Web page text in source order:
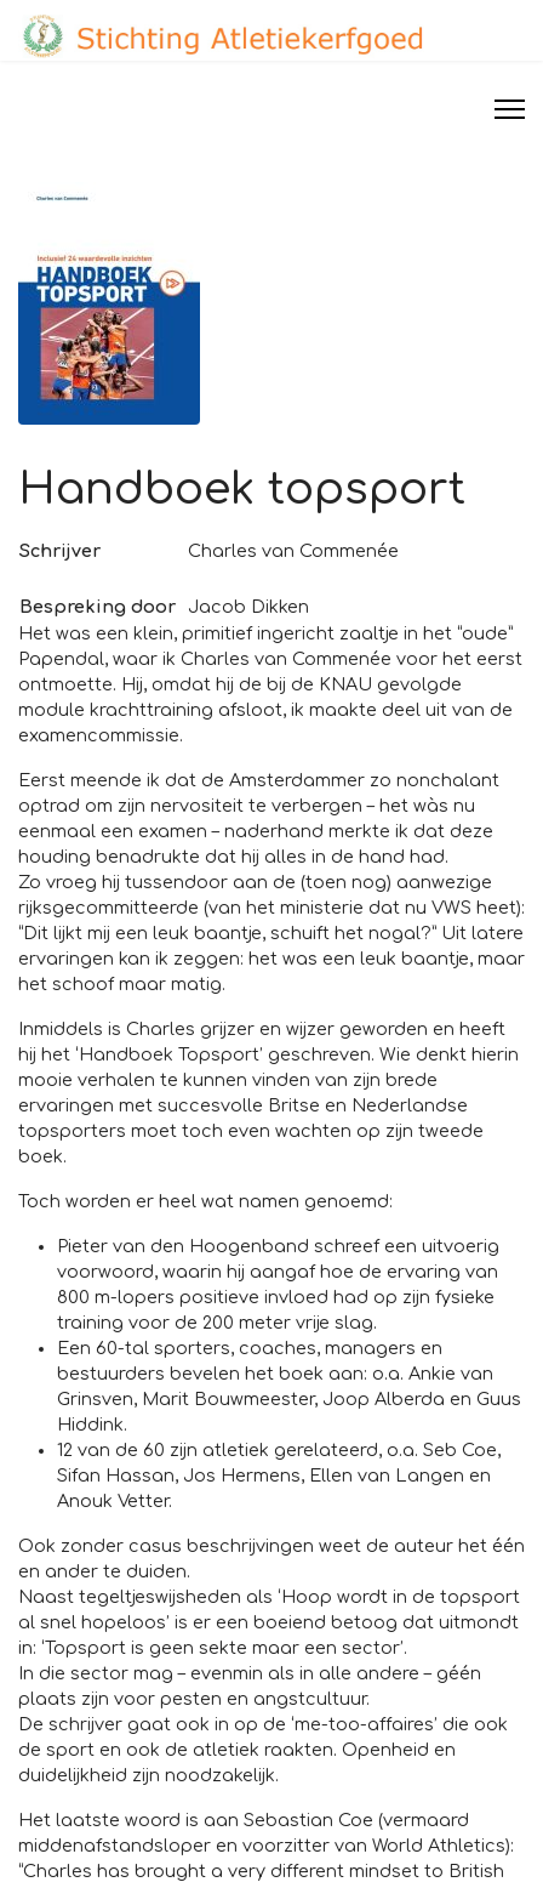
Handboek topsport
Schrijver Charles van Commenée
Bespreking door
Jacob Dikken
Het was een klein, primitief ingericht zaaltje in het “oude”
Papendal, waar ik Charles van Commenée voor het eerst
ontmoette. Hij, omdat hij de bij de KNAU gevolgde
module krachttraining afsloot, ik maakte deel uit van de
examencommissie.
Eerst meende ik dat de Amsterdammer zo nonchalant
optrad om zijn nervositeit te verbergen – het wàs nu
eenmaal een examen – naderhand merkte ik dat deze
houding benadrukte dat hij alles in de hand had.
Zo vroeg hij tussendoor aan de (toen nog) aanwezige
rijksgecommitteerde (van het ministerie dat nu VWS heet):
“Dit lijkt mij een leuk baantje, schuift het nogal?” Uit latere
ervaringen kan ik zeggen: het was een leuk baantje, maar
het schoof maar matig.
Inmiddels is Charles grijzer en wijzer geworden en heeft
hij het ‘Handboek Topsport’ geschreven. Wie denkt hierin
mooie verhalen te kunnen vinden van zijn brede
ervaringen met succesvolle Britse en Nederlandse
topsporters moet toch even wachten op zijn tweede
boek.
Toch worden er heel wat namen genoemd:
Pieter van den Hoogenband schreef een uitvoerig
voorwoord, waarin hij aangaf hoe de ervaring van
800 m-lopers positieve invloed had op zijn fysieke
training voor de 200 meter vrije slag.
Een 60-tal sporters, coaches, managers en
bestuurders bevelen het boek aan: o.a. Ankie van
Grinsven, Marit Bouwmeester, Joop Alberda en Guus
Hiddink.
12 van de 60 zijn atletiek gerelateerd, o.a. Seb Coe,
Sifan Hassan, Jos Hermens, Ellen van Langen en
Anouk Vetter.
Ook zonder casus beschrijvingen weet de auteur het één
en ander te duiden.
Naast tegeltjeswijsheden als ‘Hoop wordt in de topsport
al snel hopeloos’ is er een boeiend betoog dat uitmondt
in: ‘Topsport is geen sekte maar een sector’.
In die sector mag – evenmin als in alle andere – géén
plaats zijn voor pesten en angstcultuur.
De schrijver gaat ook in op de ‘me-too-affaires’ die ook
de sport en ook de atletiek raakten. Openheid en
duidelijkheid zijn noodzakelijk.
Het laatste woord is aan Sebastian Coe (vermaard
middenafstandsloper en voorzitter van World Athletics):
“Charles has brought a very different mindset to British